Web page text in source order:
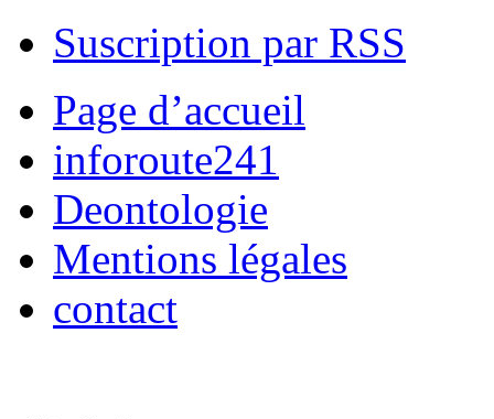
Suscription par RSS
Page d’accueil
inforoute241
Deontologie
Mentions légales
contact